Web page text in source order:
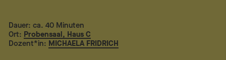
Dauer: ca. 40 Minuten
Ort: Probensaal, Haus C
Dozent*in: MICHAELA FRIDRICH